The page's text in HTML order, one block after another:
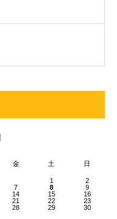
金 土 日
1
2
7 8
9
14 15
16
21 22
23
28 29
30